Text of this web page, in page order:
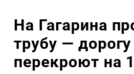
На Гагарина
трубу — дорогу
перекроют на